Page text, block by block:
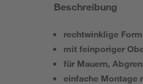
Beschreibung
rechtwinklige Form
mit feinporiger
für Mauern,
einfache Montage